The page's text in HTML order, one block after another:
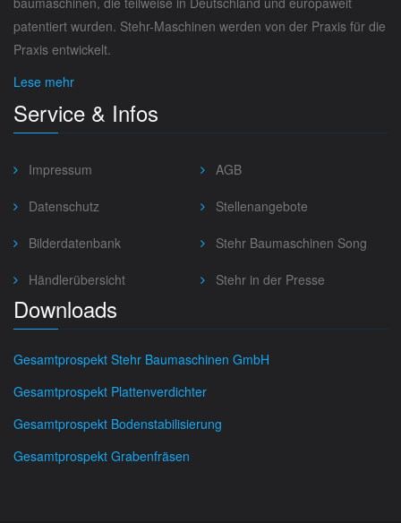
paten­tiert wurden. Stehr-Maschinen werden von der Praxis für die
Praxis entwickelt.
Lese mehr
Service & Infos
Impressum AGB
Datenschutz Stellenangebote
Bilderdatenbank Stehr Baumaschinen Song
Händlerübersicht Stehr in der Presse
Downloads
Gesamtprospekt Stehr Baumaschinen GmbH
Gesamtprospekt Plattenverdichter
Gesamtprospekt Bodenstabilisierung
Gesamtprospekt Grabenfräsen